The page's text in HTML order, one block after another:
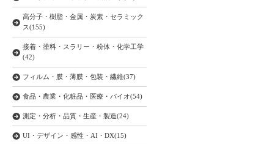
高分子・樹脂・金属・炭素・セラミック
ス(155)
接着・塗料・スラリー・粉体・化学工学
(42)
フィルム・膜・薄膜・包装・繊維(37)
食品・農業・化粧品・医療・バイオ(54)
測定・分析・品質・生産・製造(24)
UI・デザイン・感性・AI・DX(15)